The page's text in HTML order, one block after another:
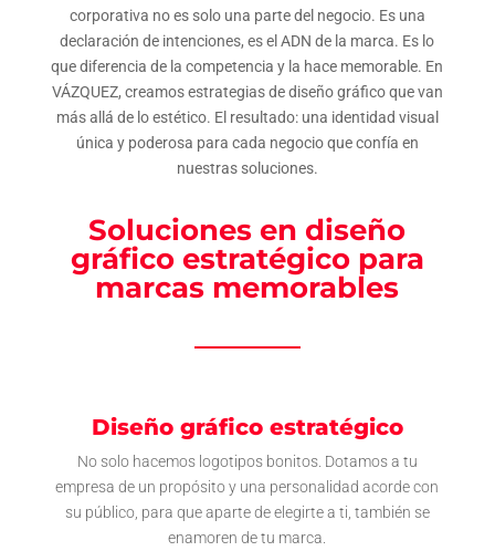
corporativa no es solo una parte del negocio. Es una
declaración de intenciones, es el ADN de la marca. Es lo
que diferencia de la competencia y la hace memorable. En
VÁZQUEZ, creamos estrategias de diseño gráfico que van
más allá de lo estético. El resultado: una identidad visual
única y poderosa para cada negocio que confía en
nuestras soluciones.
Soluciones en diseño
gráfico estratégico para
marcas memorables
Diseño gráfico estratégico
No solo hacemos logotipos bonitos. Dotamos a tu
empresa de un propósito y una personalidad acorde con
su público, para que aparte de elegirte a ti, también se
enamoren de tu marca.